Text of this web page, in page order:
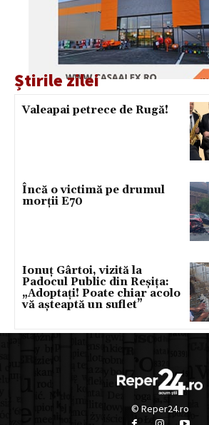
Știrile zilei
Valeapai petrece de Rugă!
Încă o victimă pe drumul
morții E70
Ionuț Gârtoi, vizită la
Padocul Public din Reșița:
„Adoptați! Poate chiar acolo
vă așteaptă un suflet”
© Reper24.ro